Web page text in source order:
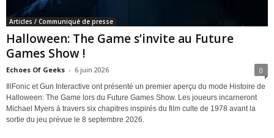
Articles / Communiqué de presse
Halloween: The Game s’invite au Future
Games Show !
Echoes Of Geeks - 6 juin 2026 0
IllFonic et Gun Interactive ont présenté un premier aperçu du mode Histoire de
Halloween: The Game lors du Future Games Show. Les joueurs incarneront
Michael Myers à travers six chapitres inspirés du film culte de 1978 avant la
sortie du jeu prévue le 8 septembre 2026.